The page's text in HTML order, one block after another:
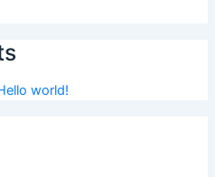
world!